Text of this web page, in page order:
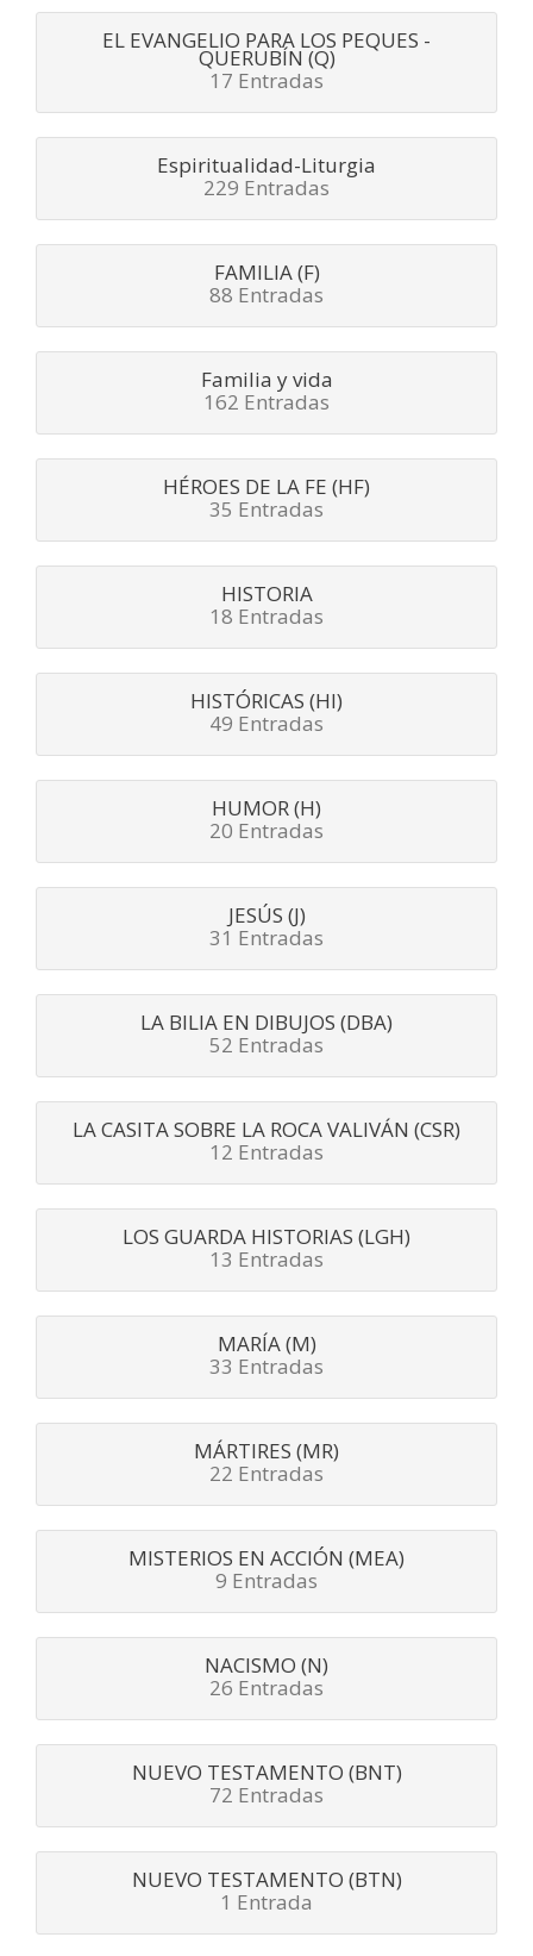
EL EVANGELIO PARA LOS PEQUES -
QUERUBÍN (Q)
17 Entradas
Espiritualidad-Liturgia
229 Entradas
FAMILIA (F)
88 Entradas
Familia y vida
162 Entradas
HÉROES DE LA FE (HF)
35 Entradas
HISTORIA
18 Entradas
HISTÓRICAS (HI)
49 Entradas
HUMOR (H)
20 Entradas
JESÚS (J)
31 Entradas
LA BILIA EN DIBUJOS (DBA)
52 Entradas
LA CASITA SOBRE LA ROCA VALIVÁN (CSR)
12 Entradas
LOS GUARDA HISTORIAS (LGH)
13 Entradas
MARÍA (M)
33 Entradas
MÁRTIRES (MR)
22 Entradas
MISTERIOS EN ACCIÓN (MEA)
9 Entradas
NACISMO (N)
26 Entradas
NUEVO TESTAMENTO (BNT)
72 Entradas
NUEVO TESTAMENTO (BTN)
1 Entrada